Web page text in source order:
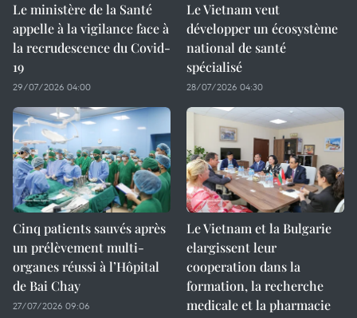
Le ministère de la Santé
appelle à la vigilance face à
la recrudescence du Covid-
19
29/07/2026 04:00
Le Vietnam veut
développer un écosystème
national de santé
spécialisé
28/07/2026 04:30
Cinq patients sauvés après
un prélèvement multi-
organes réussi à l’Hôpital
de Bai Chay
27/07/2026 09:06
Le Vietnam et la Bulgarie
elargissent leur
cooperation dans la
formation, la recherche
medicale et la pharmacie